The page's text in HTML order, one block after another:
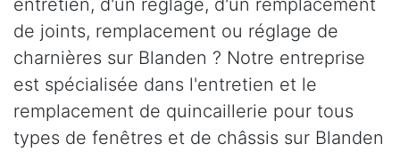
de joints, remplacement ou réglage de
charnières sur Blanden ? Notre entreprise
est spécialisée dans l'entretien et le
remplacement de quincaillerie pour tous
types de fenêtres et de châssis sur Blanden